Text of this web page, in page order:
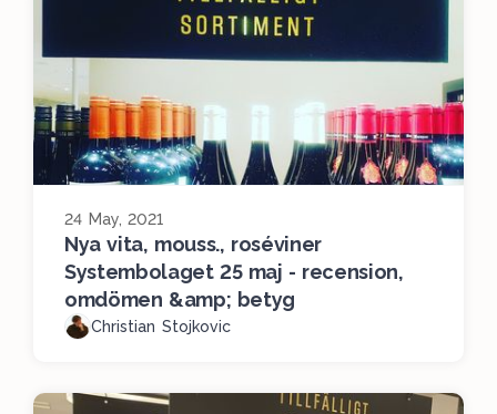
24 May, 2021
Nya vita, mouss., roséviner
Systembolaget 25 maj - recension,
omdömen &amp; betyg
Christian Stojkovic